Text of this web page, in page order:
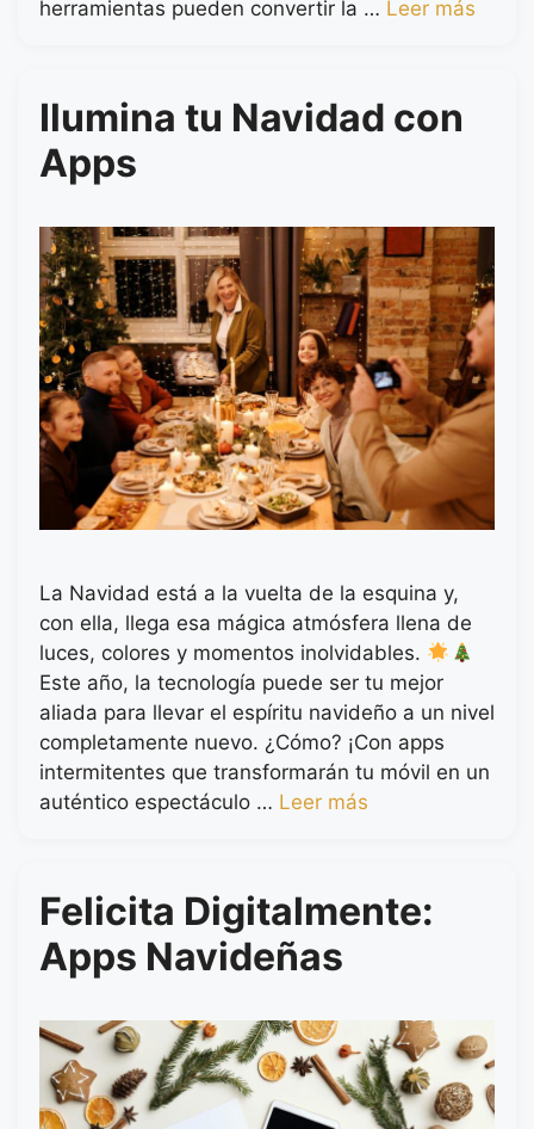
herramientas pueden convertir la … Leer más
Ilumina tu Navidad con
Apps
La Navidad está a la vuelta de la esquina y,
con ella, llega esa mágica atmósfera llena de
luces, colores y momentos inolvidables.
Este año, la tecnología puede ser tu mejor
aliada para llevar el espíritu navideño a un nivel
completamente nuevo. ¿Cómo? ¡Con apps
intermitentes que transformarán tu móvil en un
auténtico espectáculo … Leer más
Felicita Digitalmente:
Apps Navideñas